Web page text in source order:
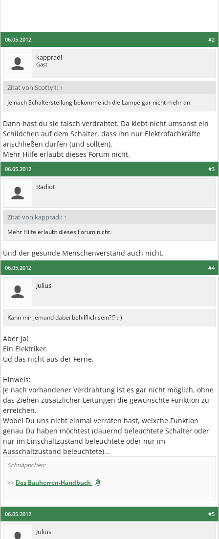
#2
06.05.2012
kappradl
Gast
Zitat von Scotty1: ↑
Je nach Schalterstellung bekomme ich die Lampe gar nicht mehr an.
Dann hast du sie falsch verdrahtet. Da klebt nicht umsonst ein
Schildchen auf dem Schalter, dass ihn nur Elektrofachkräfte
anschließen dürfen (und sollten).
Mehr Hilfe erlaubt dieses Forum nicht.
#3
06.05.2012
Radiot
Zitat von kappradl: ↑
Mehr Hilfe erlaubt dieses Forum nicht.
Und der gesunde Menschenverstand auch nicht.
#4
06.05.2012
Julius
Kann mir jemand dabei behilflich sein?!? :-)
Aber ja!
Ein Elektriker.
Ud das nicht aus der Ferne.
Hinweis:
Je nach vorhandener Verdrahtung ist es gar nicht möglich, ohne
das Ziehen zusätzlicher Leitungen die gewünschte Funktion zu
erreichen.
Wobei Du uns nicht einmal verraten hast, welxche Funktion
genau Du haben möchtest (dauernd beleuchtete Schalter oder
nur im Einschaltzustand beleuchtete oder nur im
Ausschaltzustand beleuchtete)...
Schnäppchen:
>> Das Bauherren-Handbuch
#5
06.05.2012
Julius